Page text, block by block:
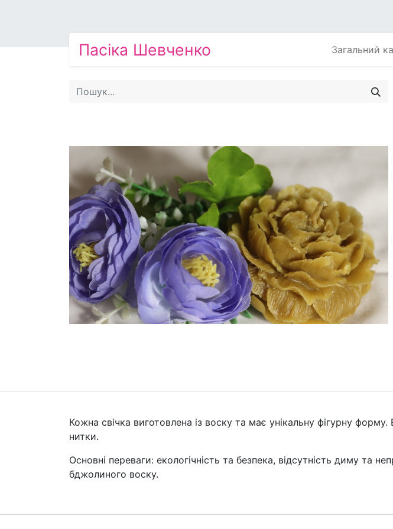
Пасіка Шевченко Загальний
Кожна свічка виготовлена із воску та має унікальну фігурну
нитки.
Основні переваги: екологічність та безпека, відсутність диму та
бджолиного воску.